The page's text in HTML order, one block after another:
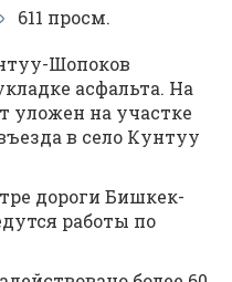
611 просм.
Шопоков
асфальта. На
уложен на участке
в село Кунтуу
дороги Бишкек-
работы по